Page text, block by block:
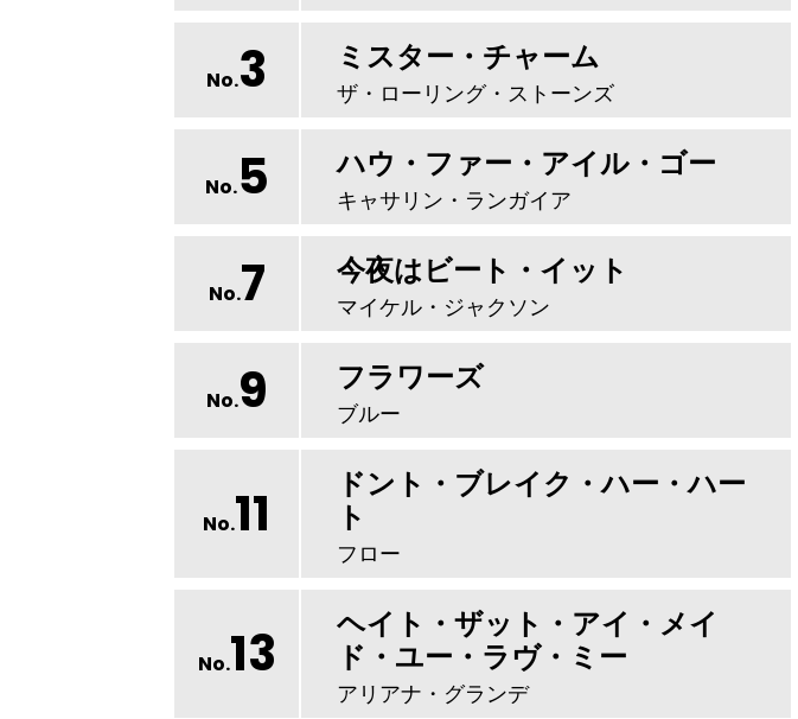
No.3 ミスター・チャーム
ザ・ローリング・ストーンズ
No.5 ハウ・ファー・アイル・ゴー
キャサリン・ランガイア
No.7 今夜はビート・イット
マイケル・ジャクソン
No.9 フラワーズ
ブルー
No.11
ドント・ブレイク・ハー・ハー
ト
フロー
No.13
ヘイト・ザット・アイ・メイ
ド・ユー・ラヴ・ミー
アリアナ・グランデ